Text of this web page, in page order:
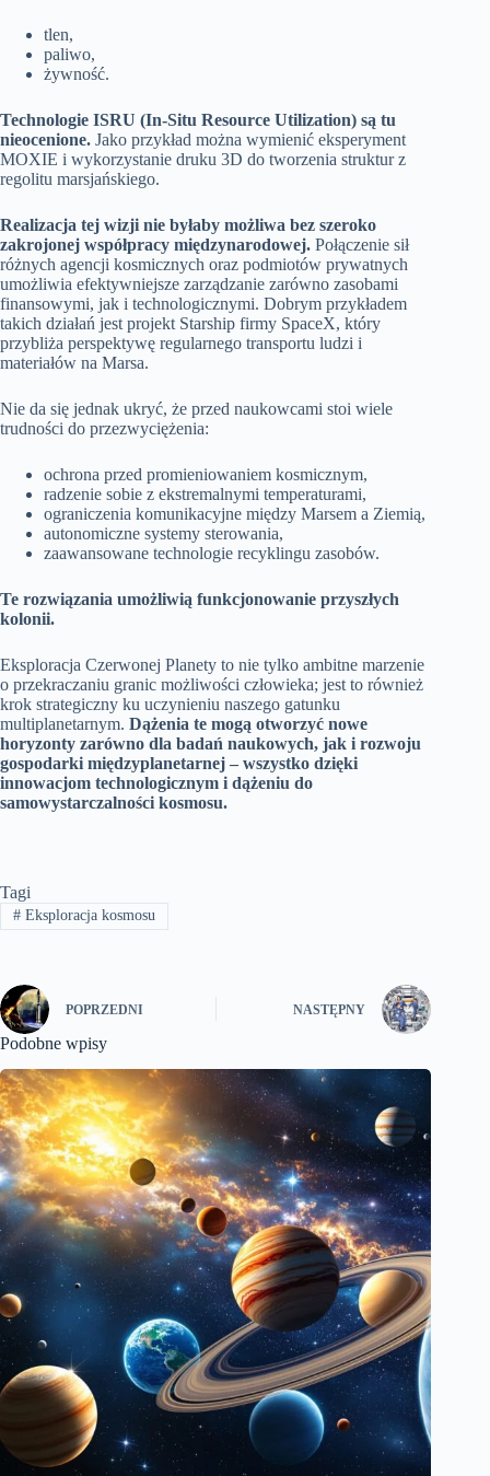
tlen,
paliwo,
żywność.
Technologie ISRU (In-Situ Resource Utilization) są tu
nieocenione. Jako przykład można wymienić eksperyment
MOXIE i wykorzystanie druku 3D do tworzenia struktur z
regolitu marsjańskiego.
Realizacja tej wizji nie byłaby możliwa bez szeroko
zakrojonej współpracy międzynarodowej. Połączenie sił
różnych agencji kosmicznych oraz podmiotów prywatnych
umożliwia efektywniejsze zarządzanie zarówno zasobami
finansowymi, jak i technologicznymi. Dobrym przykładem
takich działań jest projekt Starship firmy SpaceX, który
przybliża perspektywę regularnego transportu ludzi i
materiałów na Marsa.
Nie da się jednak ukryć, że przed naukowcami stoi wiele
trudności do przezwyciężenia:
ochrona przed promieniowaniem kosmicznym,
radzenie sobie z ekstremalnymi temperaturami,
ograniczenia komunikacyjne między Marsem a Ziemią,
autonomiczne systemy sterowania,
zaawansowane technologie recyklingu zasobów.
Te rozwiązania umożliwią funkcjonowanie przyszłych
kolonii.
Eksploracja Czerwonej Planety to nie tylko ambitne marzenie
o przekraczaniu granic możliwości człowieka; jest to również
krok strategiczny ku uczynieniu naszego gatunku
multiplanetarnym. Dążenia te mogą otworzyć nowe
horyzonty zarówno dla badań naukowych, jak i rozwoju
gospodarki międzyplanetarnej – wszystko dzięki
innowacjom technologicznym i dążeniu do
samowystarczalności kosmosu.
Tagi
#Eksploracja kosmosu
POPRZEDNI NASTĘPNY
Podobne wpisy